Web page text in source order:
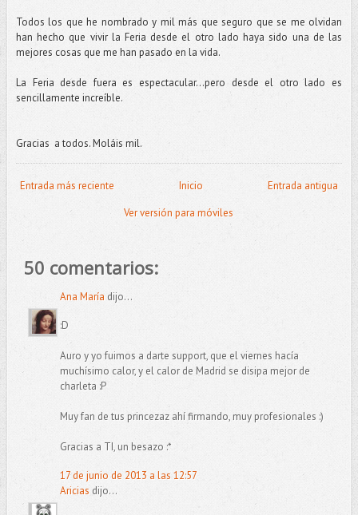
Todos los que he nombrado y mil más que seguro que se me olvidan
han hecho que vivir la Feria desde el otro lado haya sido una de las
mejores cosas que me han pasado en la vida.
La Feria desde fuera es espectacular…pero desde el otro lado es
sencillamente increíble.
Gracias a todos. Moláis mil.
Entrada más reciente Entrada antigua
Inicio
Ver versión para móviles
50 comentarios:
Ana María dijo...
:D
Auro y yo fuimos a darte support, que el viernes hacía
muchísimo calor, y el calor de Madrid se disipa mejor de
charleta :P
Muy fan de tus princezaz ahí firmando, muy profesionales :)
Gracias a TI, un besazo :*
17 de junio de 2013 a las 12:57
Aricias dijo...